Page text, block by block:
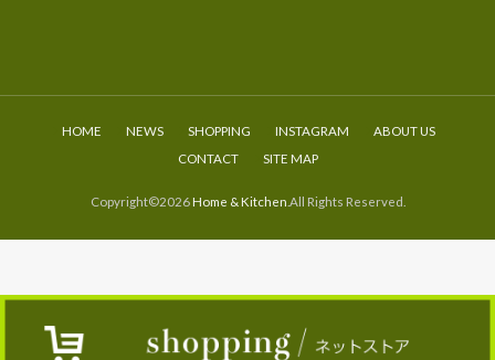
HOME NEWS SHOPPING INSTAGRAM
ABOUT US
CONTACT
SITE MAP
Copyright©2026Home & Kitchen .All Rights Reserved.